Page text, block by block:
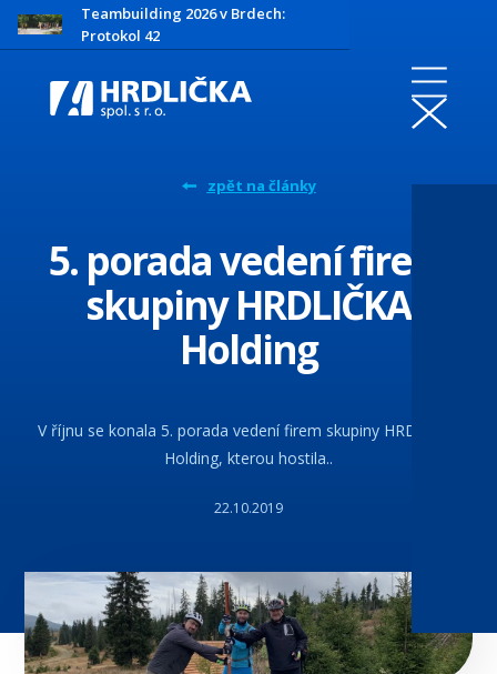
Teambuilding 2026 v Brdech:
Protokol 42
zpět na články
5. porada vedení firem
skupiny HRDLIČKA
Holding
V říjnu se konala 5. porada vedení firem skupiny HRDLIČKA
Holding, kterou hostila..
22.10.2019